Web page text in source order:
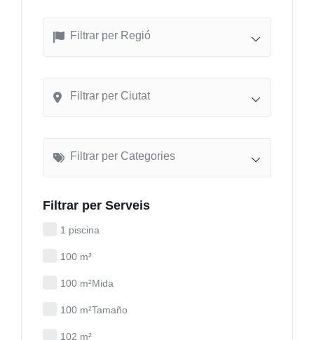
Filtrar per Regió
Filtrar per Ciutat
Filtrar per Categories
Filtrar per Serveis
1 piscina
100 m²
100 m²Mida
100 m²Tamaño
102 m²